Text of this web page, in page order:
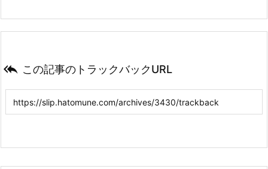
 この記事のトラックバックURL